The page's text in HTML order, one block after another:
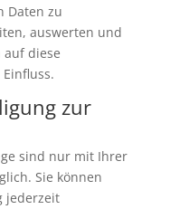
Daten zu
auswerten und
diese
zur
sind nur mit Ihrer
Sie können
jederzeit